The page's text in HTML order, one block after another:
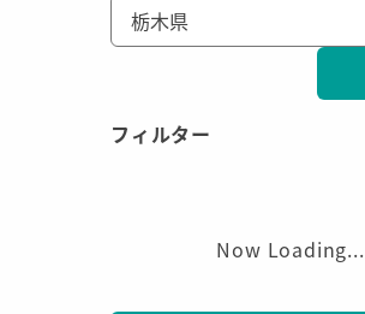
栃木県
フィルター
Now Loading...